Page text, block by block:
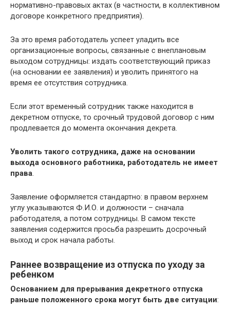
нормативно-правовых актах (в частности, в коллективном
договоре конкретного предприятия).
За это время работодатель успеет уладить все
организационные вопросы, связанные с внеплановым
выходом сотрудницы: издать соответствующий приказ
(на основании ее заявления) и уволить принятого на
время ее отсутствия сотрудника.
Если этот временный сотрудник также находится в
декретном отпуске, то срочный трудовой договор с ним
продлевается до момента окончания декрета.
Уволить такого сотрудника, даже на основании
выхода основного работника, работодатель не имеет
права.
Заявление оформляется стандартно: в правом верхнем
углу указываются Ф.И.О. и должности – сначала
работодателя, а потом сотрудницы. В самом тексте
заявления содержится просьба разрешить досрочный
выход и срок начала работы.
Раннее возвращение из отпуска по уходу за
ребенком
Основанием для прерывания декретного отпуска
раньше положенного срока могут быть две ситуации: